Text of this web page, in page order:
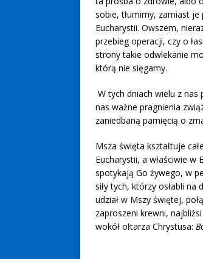
sobie, tłumimy, zamiast
Eucharystii. Owszem,
przebieg operacji, czy o
strony takie odwlekanie
którą nie sięgamy.
W tych dniach wielu z nas
nas ważne pragnienia
zaniedbaną pamięcią o
Msza święta kształtuje
Eucharystii, a właściwie w
spotykają Go żywego, w
siły tych, którzy osłabli na
udział w Mszy świętej,
zaproszeni krewni,
wokół ołtarza Chrystusa: